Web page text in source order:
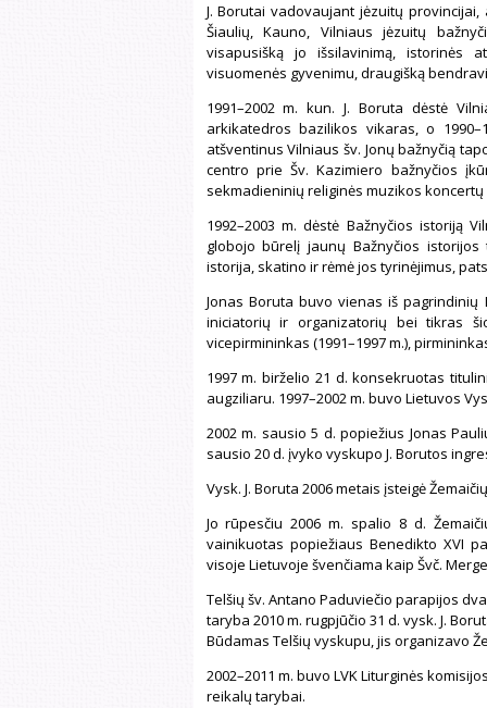
J. Borutai vadovaujant jėzuitų
Šiaulių, Kauno, Vilniaus jėzuitų
visapusišką jo išsilavinimą, istorinės
visuomenės gyvenimu, draugišką
1991–2002 m. kun. J. Boruta dėstė
arkikatedros bazilikos vikaras, o
atšventinus Vilniaus šv. Jonų bažnyčią
centro prie Šv. Kazimiero bažnyčios
sekmadieninių religinės muzikos koncertų
1992–2003 m. dėstė Bažnyčios istoriją
globojo būrelį jaunų Bažnyčios istorijos
istorija, skatino ir rėmė jos tyrinėjimus,
Jonas Boruta buvo vienas iš
iniciatorių ir organizatorių bei tikras
vicepirmininkas (1991–1997 m.),
1997 m. birželio 21 d. konsekruotas
augziliaru. 1997–2002 m. buvo Lietuvos
2002 m. sausio 5 d. popiežius Jonas
sausio 20 d. įvyko vyskupo J. Borutos
Vysk. J. Boruta 2006 metais įsteigė
Jo rūpesčiu 2006 m. spalio 8 d.
vainikuotas popiežiaus Benedikto XVI
visoje Lietuvoje švenčiama kaip Švč.
Telšių šv. Antano Paduviečio parapijos
taryba 2010 m. rugpjūčio 31 d. vysk. J.
Būdamas Telšių vyskupu, jis organizavo
2002–2011 m. buvo LVK Liturginės
reikalų tarybai.